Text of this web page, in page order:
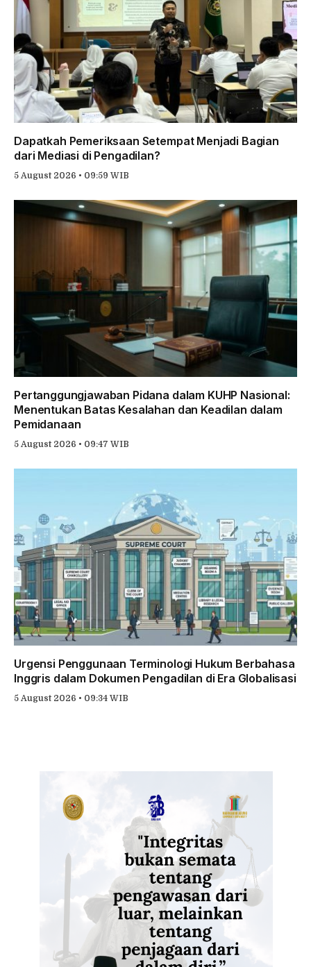
Dapatkah Pemeriksaan Setempat Menjadi Bagian
dari Mediasi di Pengadilan?
5 August 2026 • 09:59 WIB
Pertanggungjawaban Pidana dalam KUHP Nasional:
Menentukan Batas Kesalahan dan Keadilan dalam
Pemidanaan
5 August 2026 • 09:47 WIB
Urgensi Penggunaan Terminologi Hukum Berbahasa
Inggris dalam Dokumen Pengadilan di Era Globalisasi
5 August 2026 • 09:34 WIB